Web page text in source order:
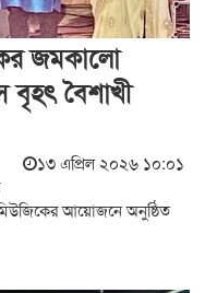
জমকালো
বৃহৎ বৈশাখী
১৩ এপ্রিল ২০২৬ ১০:০১
মিউজিকের আয়োজনে অনুষ্ঠিত